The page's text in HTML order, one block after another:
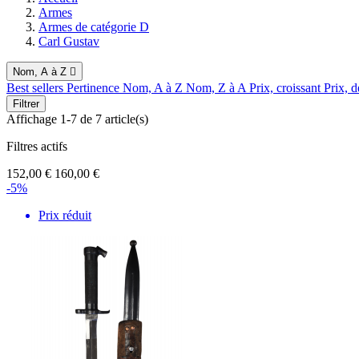
Armes
Armes de catégorie D
Carl Gustav
Nom, A à Z 
Best sellers Pertinence Nom, A à Z Nom, Z à A Prix, croissant Prix,
Filtrer
Affichage 1-7 de 7 article(s)
Filtres actifs
152,00 € 160,00 €
-5%
Prix réduit